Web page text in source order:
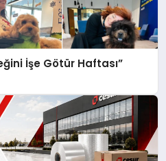
İşe Götür Haftası”